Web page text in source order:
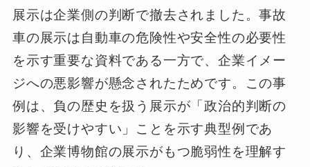
展示は企業側の判断で撤去されました。事故
車の展示は自動車の危険性や安全性の必要性
を示す重要な資料である一方で、企業イメー
ジへの悪影響が懸念されたためです。この事
例は、負の歴史を扱う展示が「政治的判断の
影響を受けやすい」ことを示す典型例であ
り、企業博物館の展示がもつ脆弱性を理解す